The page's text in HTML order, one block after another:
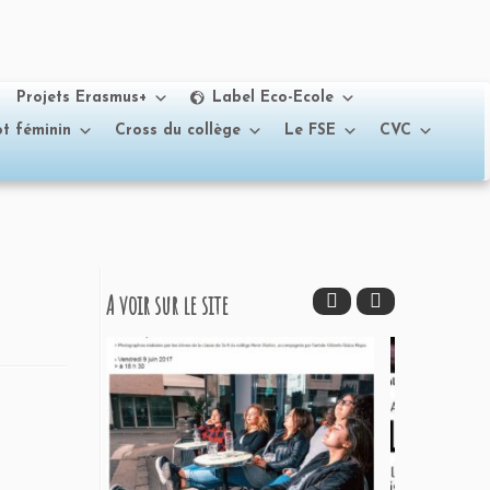
Projets Erasmus+
Label Eco-Ecole
féminin Cross du collège Le FSE
CVC
A voir sur le site